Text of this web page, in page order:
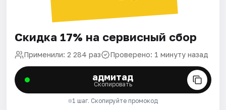
Скидка 17% на сервисный сбор
Применили: 2 284 раз Проверено: 1 минуту назад
адмитад
Скопировать
1 шаг. Скопируйте промокод